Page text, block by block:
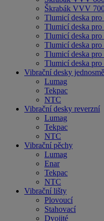
Škrabák VVV
Tlumicí deska
Tlumicí deska
Tlumicí deska
Tlumicí deska
Tlumicí deska
Tlumicí deska
Vibrační desky
Lumag
Tekpac
NTC
Vibrační desky reverzní
Lumag
Tekpac
NTC
Vibrační pěchy
Lumag
Enar
Tekpac
NTC
Vibrační lišty
Plovoucí
Stahovací
Dvojité